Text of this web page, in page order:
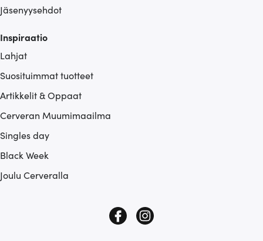
Jäsenyysehdot
Inspiraatio
Lahjat
Suosituimmat tuotteet
Artikkelit & Oppaat
Cerveran Muumimaailma
Singles day
Black Week
Joulu Cerveralla